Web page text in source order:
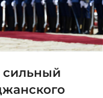
сильный